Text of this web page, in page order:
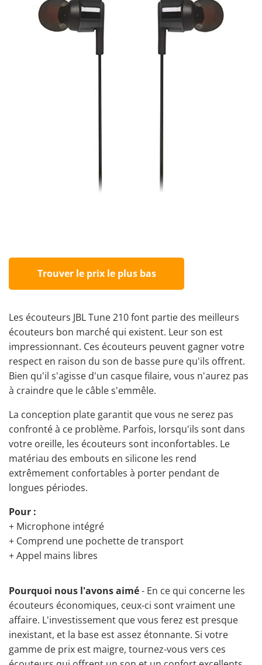
Trouver le prix le plus bas
Les écouteurs JBL Tune 210 font partie des meilleurs
écouteurs bon marché qui existent. Leur son est
impressionnant. Ces écouteurs peuvent gagner votre
respect en raison du son de basse pure qu'ils offrent.
Bien qu'il s'agisse d'un casque filaire, vous n'aurez pas
à craindre que le câble s'emmêle.
La conception plate garantit que vous ne serez pas
confronté à ce problème. Parfois, lorsqu'ils sont dans
votre oreille, les écouteurs sont inconfortables. Le
matériau des embouts en silicone les rend
extrêmement confortables à porter pendant de
longues périodes.
Pour :
+ Microphone intégré
+ Comprend une pochette de transport
+ Appel mains libres
Pourquoi nous l'avons aimé- En ce qui concerne les
écouteurs économiques, ceux-ci sont vraiment une
affaire. L'investissement que vous ferez est presque
inexistant, et la base est assez étonnante. Si votre
gamme de prix est maigre, tournez-vous vers ces